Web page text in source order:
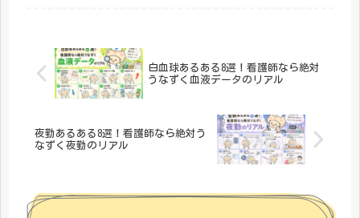
白血球あるある8選！看護師なら絶対
うなずく血液データのリアル
夜勤あるある8選！看護師なら絶対う
なずく夜勤のリアル